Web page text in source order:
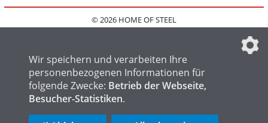
© 2026 HOME OF STEEL
IMPRESSUM
FAQ
DATENSCHUTZEINSTELLUNGEN
HOME OF LOGISTICS
Wir speichern und verarbeiten Ihre
personenbezogenen Informationen für
folgende Zwecke: Betrieb der Webseite,
Besucher-Statistiken.